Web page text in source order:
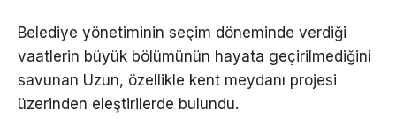
Belediye yönetiminin seçim döneminde verdiği
vaatlerin büyük bölümünün hayata geçirilmediğini
savunan Uzun, özellikle kent meydanı projesi
üzerinden eleştirilerde bulundu.